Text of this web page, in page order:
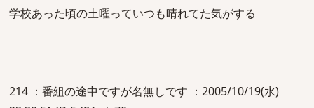
学校あった頃の土曜っていつも晴れてた気がする
214 ：番組の途中ですが名無しです ：2005/10/19(水)